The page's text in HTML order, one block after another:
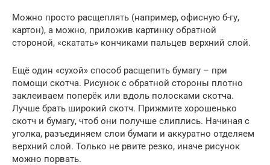
Можно просто расщеплять (например, офисную б-гу,
картон), а можно, приложив картинку обратной
стороной, «скатать» кончиками пальцев верхний слой.
Ещё один «сухой» способ расщепить бумагу – при
помощи скотча. Рисунок с обратной стороны плотно
заклеиваем поперёк или вдоль полосками скотча.
Лучше брать широкий скотч. Прижмите хорошенько
скотч и бумагу, чтоб они получше слиплись. Начиная с
уголка, разъединяем слои бумаги и аккуратно отделяем
верхний слой. Только не рвите резко, иначе рисунок
можно порвать.